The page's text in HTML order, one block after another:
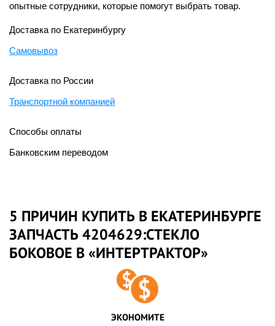
опытные сотрудники, которые помогут выбрать товар.
Доставка по Екатеринбургу
Самовывоз
Доставка по России
Транспортной компанией
Способы оплаты
Банковским переводом
5 ПРИЧИН КУПИТЬ В ЕКАТЕРИНБУРГЕ
ЗАПЧАСТЬ 4204629:СТЕКЛО
БОКОВОЕ В «ИНТЕРТРАКТОР»
ЭКОНОМИТЕ